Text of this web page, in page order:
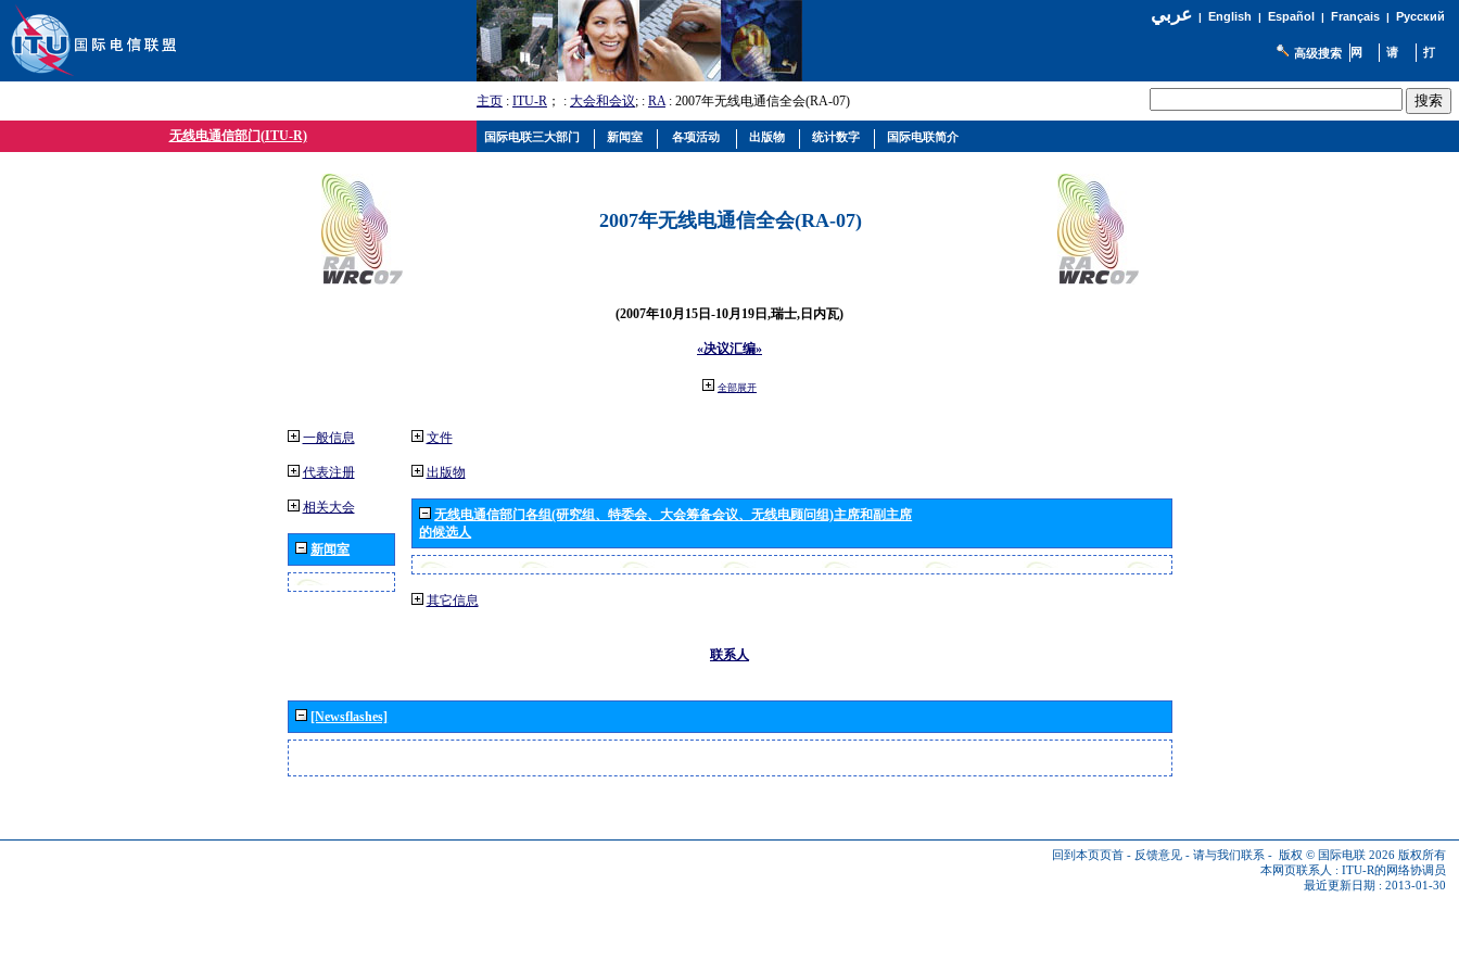
عربي| English | Español | Français| Русский
高级搜索
主页 : ITU-R ； : 大会和会议; : RA: 2007年无线电通信全会(RA-07)
无线电通信部门(ITU-R)
2007年无线电通信全会(RA-07)
(2007年10月15日-10月19日,瑞士,日内瓦)
«决议汇编»
全部展开
一般信息
代表注册
相关大会
新闻室
文件
出版物
无线电通信部门各组(研究组、特委会、大会筹备会议、无线电顾问组)主席和副主席
的候选人
其它信息
联系人
[Newsflashes]
回到本页页首 - 反馈意见 - 请与我们联系 - 版权 © 国际电联 2026 版权所有
本网页联系人 : ITU-R的网络协调员
最近更新日期 : 2013-01-30
国际电联三大部门 新闻室 各项活动 出版物 统计数字 国际电联简介